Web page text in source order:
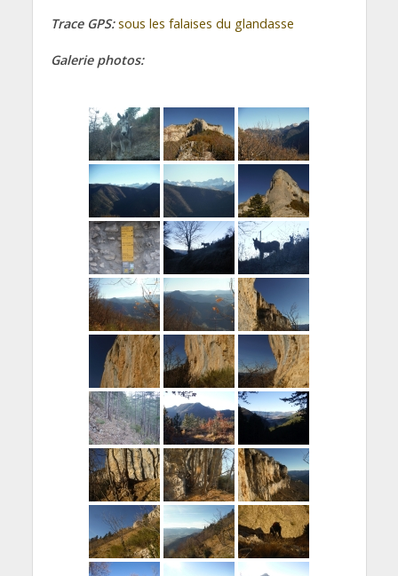
Trace GPS: sous les falaises du glandasse
Galerie photos: